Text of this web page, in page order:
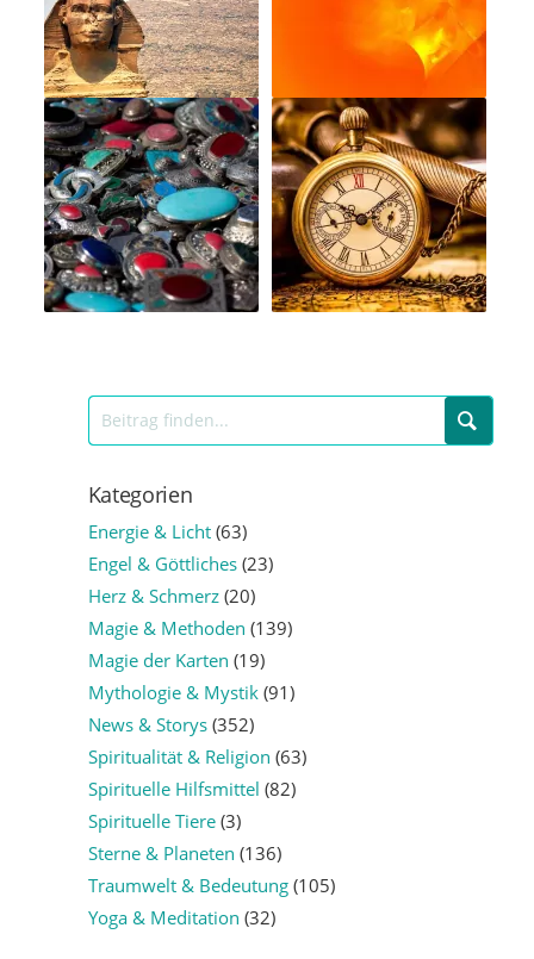
Kategorien
Energie & Licht(63)
Engel & Göttliches(23)
Herz & Schmerz(20)
Magie & Methoden (139)
Magie der Karten (19)
Mythologie & Mystik(91)
News & Storys(352)
Spiritualität & Religion (63)
Spirituelle Hilfsmittel (82)
Spirituelle Tiere(3)
Sterne & Planeten (136)
Traumwelt & Bedeutung(105)
Yoga & Meditation (32)